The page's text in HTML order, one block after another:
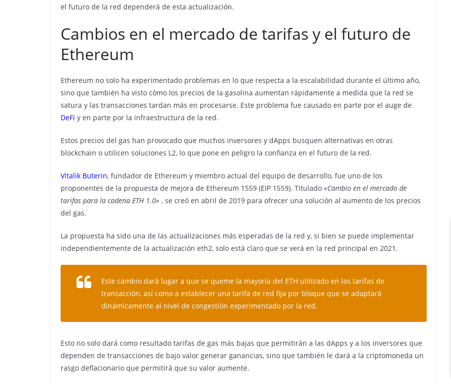
el futuro de la red dependerá de esta actualización.
Cambios en el mercado de tarifas y el futuro de
Ethereum
Ethereum no solo ha experimentado problemas en lo que respecta a la escalabilidad durante el último año,
sino que también ha visto cómo los precios de la gasolina aumentan rápidamente a medida que la red se
satura y las transacciones tardan más en procesarse. Este problema fue causado en parte por el auge de
DeFi y en parte por la infraestructura de la red.
Estos precios del gas han provocado que muchos inversores y dApps busquen alternativas en otras
blockchain o utilicen soluciones L2, lo que pone en peligro la confianza en el futuro de la red.
Vitalik Buterin, fundador de Ethereum y miembro actual del equipo de desarrollo, fue uno de los
proponentes de la propuesta de mejora de Ethereum 1559 (EIP 1559). Titulado «Cambio en el mercado de
tarifas para la cadena ETH 1.0» , se creó en abril de 2019 para ofrecer una solución al aumento de los precios
del gas.
La propuesta ha sido una de las actualizaciones más esperadas de la red y, si bien se puede implementar
independientemente de la actualización eth2, solo está claro que se verá en la red principal en 2021.
Este cambio dará lugar a que se queme la mayoría del ETH utilizado en las tarifas de
transacción, así como a establecer una tarifa de red fija por bloque que se adaptará
dinámicamente al nivel de congestión experimentado por la red.
Esto no solo dará como resultado tarifas de gas más bajas que permitirán a las dApps y a los inversores que
dependen de transacciones de bajo valor generar ganancias, sino que también le dará a la criptomoneda un
rasgo deflacionario que permitirá que su valor aumente.